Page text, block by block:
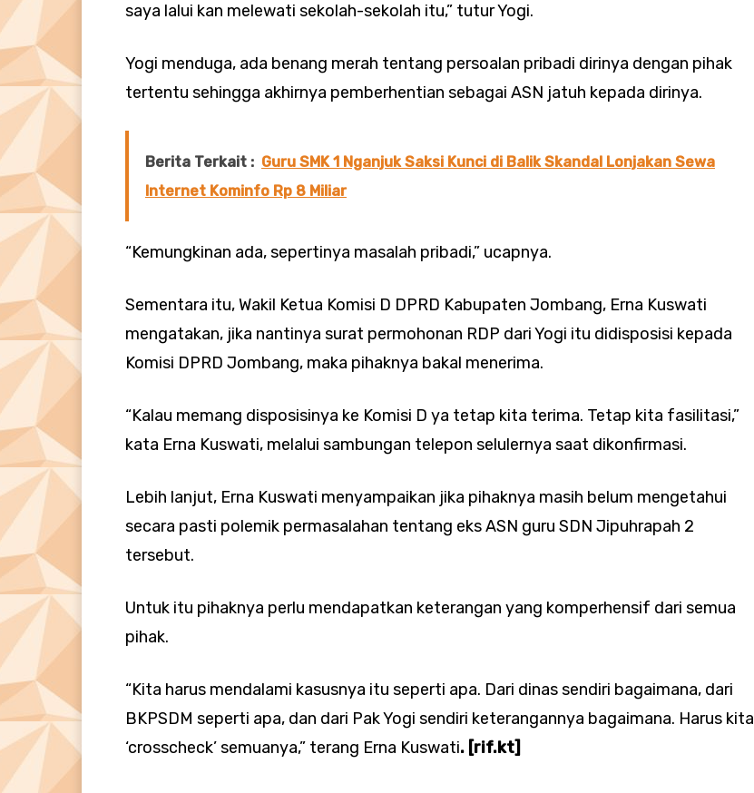
saya lalui kan melewati sekolah-sekolah itu,” tutur Yogi.
Yogi menduga, ada benang merah tentang persoalan pribadi dirinya dengan pihak
tertentu sehingga akhirnya pemberhentian sebagai ASN jatuh kepada dirinya.
Berita Terkait : Guru SMK 1 Nganjuk Saksi Kunci di Balik Skandal Lonjakan Sewa
Internet Kominfo Rp 8 Miliar
“Kemungkinan ada, sepertinya masalah pribadi,” ucapnya.
Sementara itu, Wakil Ketua Komisi D DPRD Kabupaten Jombang, Erna Kuswati
mengatakan, jika nantinya surat permohonan RDP dari Yogi itu didisposisi kepada
Komisi DPRD Jombang, maka pihaknya bakal menerima.
“Kalau memang disposisinya ke Komisi D ya tetap kita terima. Tetap kita fasilitasi,”
kata Erna Kuswati, melalui sambungan telepon selulernya saat dikonfirmasi.
Lebih lanjut, Erna Kuswati menyampaikan jika pihaknya masih belum mengetahui
secara pasti polemik permasalahan tentang eks ASN guru SDN Jipuhrapah 2
tersebut.
Untuk itu pihaknya perlu mendapatkan keterangan yang komperhensif dari semua
pihak.
“Kita harus mendalami kasusnya itu seperti apa. Dari dinas sendiri bagaimana, dari
BKPSDM seperti apa, dan dari Pak Yogi sendiri keterangannya bagaimana. Harus kita
‘crosscheck’ semuanya,” terang Erna Kuswati. [rif.kt]